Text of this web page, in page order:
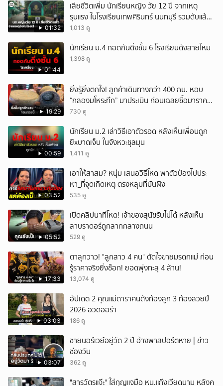
01:32
เสียชีวิตเพิ่ม นักเรียนหญิง วัย 12 ปี จากเหตุ
รุนแรง ในโรงเรียนเทพศิรินทร์ นนทบุรี รวมดับแล้ว
9 ราย
1,013 ดู
01:44
นักเรียน ม.4 กอดกันดิ่งชั้น 6 โรงเรียนดังสายไหม
1,398 ดู
19:29
ยิ่งรู้ยิ่งตกใจ! ลูกค้าเดินทางกว่า 400 กม. หอบ
“กลองมโหระทึก” มาประเมิน ก่อนเฉลยซื้อมาราคา
เท่าไหร่?
730 ดู
00:59
นักเรียน ม.2 เล่าวิธีเอาตัวรอด หลังเห็นเพื่อนถูก
ยิxบาดเจ็บ ในจังหวะชุลมุน
1,411 ดู
03:52
เอาให้สาสม? หนุ่ม เสนอวิธีโหด พาตัวป๋องไปประ
หา_ที่จุดเกิดเหตุ ตรงหลุมที่มันฝัง
535 ดู
05:52
เปิดคลิปนาทีโหด! เจ้าของสุนัขรับไม่ได้ หลังเห็น
ลาบราดอร์ถูกลากกลางถนน
529 ดู
17:33
ตาลุกวาว! "ลูกสาว 4 คน" ตัดใจขายมรดกแม่ ก่อน
รู้ราคาจริงยิ่งช็อก! ยอดพุ่งทะลุ 4 ล้าน!
13,074 ดู
03:03
อัปเดต 2 คุณแม่ดาราคนดังท้องลูก 3 ท้องสวยปี
2026 อวดออร่า
186 ดู
03:07
ชายนอร์เวย์อยู่วัด 2 ปี อ้างพาสปอร์ตหาย | ข่าว
ช่องวัน
362 ดู
"สารวัตรแจ๊ะ" ใส่กุญแจมือ หน.แก๊งเวียดนาม หลังค